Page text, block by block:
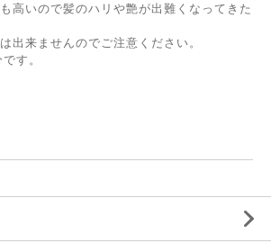
高いので髪のハリや艶が出難くなってきた
出来ませんのでご注意ください。
す。